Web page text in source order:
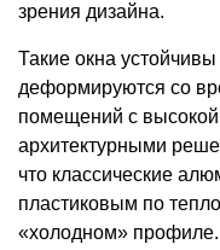
зрения дизайна.
Такие окна
деформируются со
помещений с высокой
архитектурными
что классические
пластиковым по
«холодном» профиле.